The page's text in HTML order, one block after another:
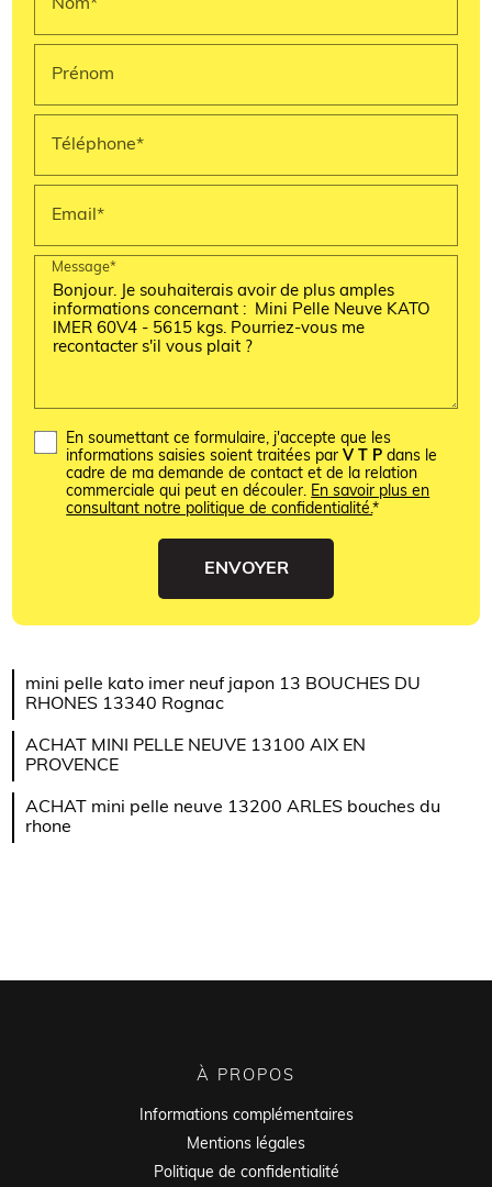
Nom*
Prénom
Téléphone*
Email*
Message*
En soumettant ce formulaire, j'accepte que les
informations saisies soient traitées parV T P dans le
cadre de ma demande de contact et de la relation
commerciale qui peut en découler. En savoir plus en
consultant notre politique de confidentialité.*
mini pelle kato imer neuf japon 13 BOUCHES DU
RHONES 13340 Rognac
ACHAT MINI PELLE NEUVE 13100 AIX EN
PROVENCE
ACHAT mini pelle neuve 13200 ARLES bouches du
rhone
À PROPOS
Informations complémentaires
Mentions légales
Politique de confidentialité